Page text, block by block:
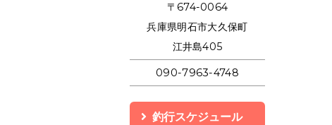
〒674-0064
兵庫県明石市大久保町
江井島405
090-7963-4748
釣行スケジュール